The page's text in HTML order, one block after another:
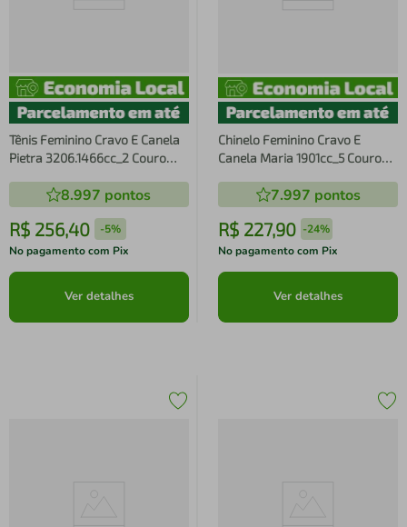
Tênis Feminino Cravo E Canela
Pietra 3206.1466cc_2 Couro
8.997 pontos
R$ 256,40 -5%
No pagamento com Pix
Ver detalhes
Chinelo Feminino Cravo E
Canela Maria 1901cc_5 Couro
7.997 pontos
R$ 227,90 -24%
No pagamento com Pix
Ver detalhes